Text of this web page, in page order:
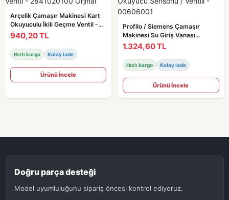
Arçelik Çamaşır Makinesi Kart
Okuyuculu İkili Geçme Ventil -
2841020100 Orjinal
940,20 TL
Hızlı kargo Kolay iade
Ürünü İncele
Profilo / Siemens Çamaşır
Makinesi Su Giriş Vanası
Okuyucu Sensörlü / Ventili -
00606001
1.324,60 TL
Hızlı kargo Kolay iade
Ürünü İncele
Doğru parça desteği
Model uyumluluğunu sipariş öncesi kontrol ediyoruz.